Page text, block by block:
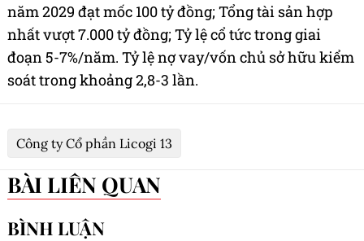
năm 2029 đạt mốc 100 tỷ đồng; Tổng tài sản hợp
nhất vượt 7.000 tỷ đồng; Tỷ lệ cổ tức trong giai
đoạn 5-7%/năm. Tỷ lệ nợ vay/vốn chủ sở hữu kiểm
soát trong khoảng 2,8-3 lần.
Công ty Cổ phần Licogi 13
BÀI LIÊN QUAN